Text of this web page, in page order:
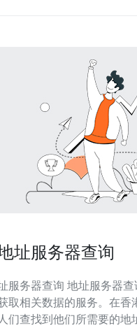
址服务器查询
址服务器查询是一种通过输入地址
取相关数据的服务。在香
们查找到他们所需要的地